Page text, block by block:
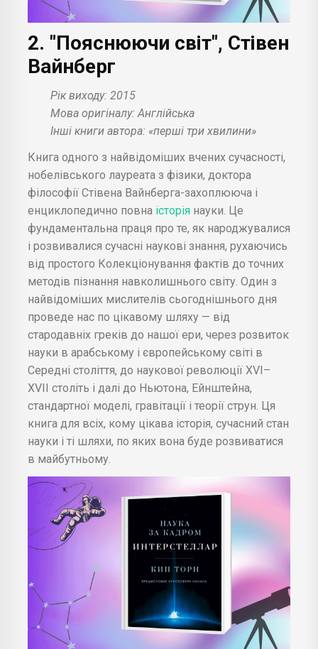
2. "Пояснюючи світ", Стівен
Вайнберг
Рік виходу: 2015
Мова оригіналу: Англійська
Інші книги автора: «перші три хвилини»
Книга одного з найвідоміших вчених сучасності,
нобелівського лауреата з фізики, доктора
філософії Стівена Вайнберга-захоплююча і
енциклопедично повна історія науки. Це
фундаментальна праця про те, як народжувалися
і розвивалися сучасні наукові знання, рухаючись
від простого Колекціонування фактів до точних
методів пізнання навколишнього світу. Один з
найвідоміших мислителів сьогоднішнього дня
проведе нас по цікавому шляху — від
стародавніх греків до нашої ери, через розвиток
науки в арабському і європейському світі в
Середні століття, до наукової революції XVI–
XVII століть і далі до Ньютона, Ейнштейна,
стандартної моделі, гравітації і теорії струн. Ця
книга для всіх, кому цікава історія, сучасний стан
науки і ті шляхи, по яких вона буде розвиватися
в майбутньому.